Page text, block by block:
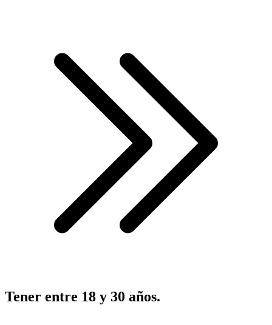
Tener entre 18 y 30 años.